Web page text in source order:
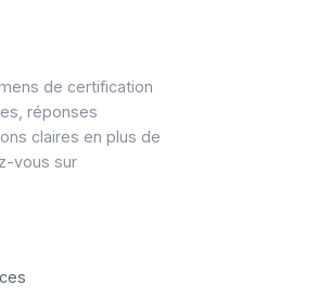
de certification
réponses
claires en plus de
vous sur